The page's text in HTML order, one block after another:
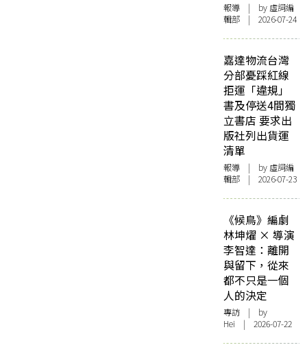
報導 | by 虛詞編
輯部 | 2026-07-24
嘉達物流台灣
分部憂踩紅線
拒運「違規」
書及停送4間獨
立書店 要求出
版社列出貨運
清單
報導 | by 虛詞編
輯部 | 2026-07-23
《候鳥》編劇
林坤燿 × 導演
李智達：離開
與留下，從來
都不只是一個
人的決定
專訪 | by
Hei | 2026-07-22